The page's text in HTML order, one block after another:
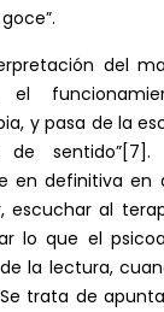
del
el
y pasa de la
sentido”[7].
en definitiva en
escuchar al
lo que el
la lectura,
trata de